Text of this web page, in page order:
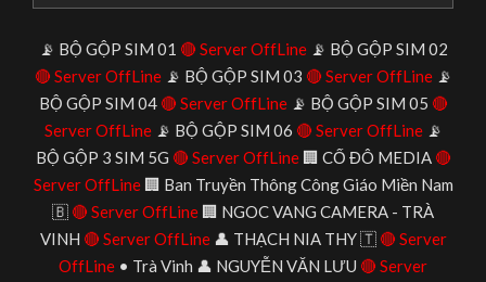
📡 BỘ GỘP SIM 01 🔴 Server OffLine📡 BỘ GỘP SIM 02
🔴 Server OffLine📡 BỘ GỘP SIM 03 🔴 Server OffLine📡
BỘ GỘP SIM 04 🔴 Server OffLine📡 BỘ GỘP SIM 05 🔴
Server OffLine📡 BỘ GỘP SIM 06 🔴 Server OffLine📡
BỘ GỘP 3 SIM 5G 🔴 Server OffLine🏢 CỐ ĐÔ MEDIA 🔴
Server OffLine🏢 Ban Truyền Thông Công Giáo Miền Nam
🇧 🔴 Server OffLine 🏢 NGOC VANG CAMERA - TRÀ
VINH 🔴 Server OffLine👤 THẠCH NIA THY 🇹 🔴 Server
OffLine • Trà Vinh 👤 NGUYỄN VĂN LƯU 🔴 Server